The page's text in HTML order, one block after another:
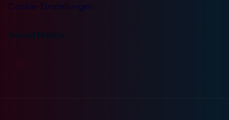
Cookie-Einstellungen
Social Media